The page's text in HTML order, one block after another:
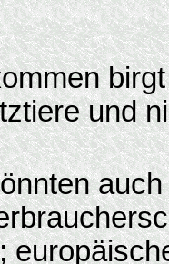
und